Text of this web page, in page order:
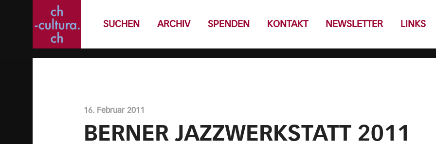
SUCHEN ARCHIV SPENDEN KONTAKT NEWSLETTER LINKS
16. Februar 2011
BERNER JAZZWERKSTATT 2011